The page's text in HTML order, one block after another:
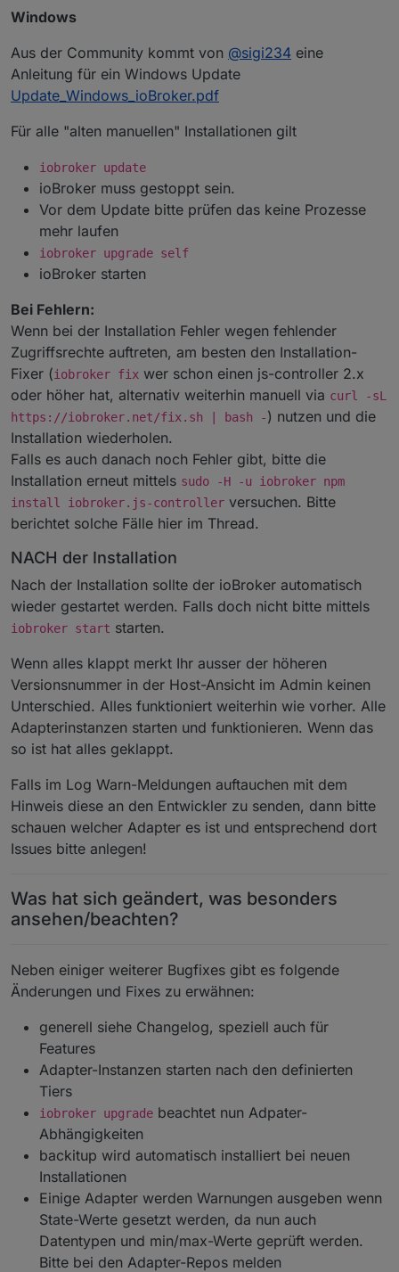
Windows
Aus der Community kommt von @sigi234 eine
Anleitung für ein Windows Update
Update_Windows_ioBroker.pdf
Für alle "alten manuellen" Installationen gilt
iobroker update
ioBroker muss gestoppt sein.
Vor dem Update bitte prüfen das keine Prozesse
mehr laufen
iobroker upgrade self
ioBroker starten
Bei Fehlern:
Wenn bei der Installation Fehler wegen fehlender
Zugriffsrechte auftreten, am besten den Installation-
Fixer (iobroker fix wer schon einen js-controller 2.x
oder höher hat, alternativ weiterhin manuell via curl -sL
https://iobroker.net/fix.sh | bash -) nutzen und die
Installation wiederholen.
Falls es auch danach noch Fehler gibt, bitte die
Installation erneut mittels sudo -H -u iobroker npm
install iobroker.js-controller versuchen. Bitte
berichtet solche Fälle hier im Thread.
NACH der Installation
Nach der Installation sollte der ioBroker automatisch
wieder gestartet werden. Falls doch nicht bitte mittels
iobroker start starten.
Wenn alles klappt merkt Ihr ausser der höheren
Versionsnummer in der Host-Ansicht im Admin keinen
Unterschied. Alles funktioniert weiterhin wie vorher. Alle
Adapterinstanzen starten und funktionieren. Wenn das
so ist hat alles geklappt.
Falls im Log Warn-Meldungen auftauchen mit dem
Hinweis diese an den Entwickler zu senden, dann bitte
schauen welcher Adapter es ist und entsprechend dort
Issues bitte anlegen!
Was hat sich geändert, was besonders
ansehen/beachten?
Neben einiger weiterer Bugfixes gibt es folgende
Änderungen und Fixes zu erwähnen:
generell siehe Changelog, speziell auch für
Features
Adapter-Instanzen starten nach den definierten
Tiers
iobroker upgrade beachtet nun Adpater-
Abhängigkeiten
backitup wird automatisch installiert bei neuen
Installationen
Einige Adapter werden Warnungen ausgeben wenn
State-Werte gesetzt werden, da nun auch
Datentypen und min/max-Werte geprüft werden.
Bitte bei den Adapter-Repos melden